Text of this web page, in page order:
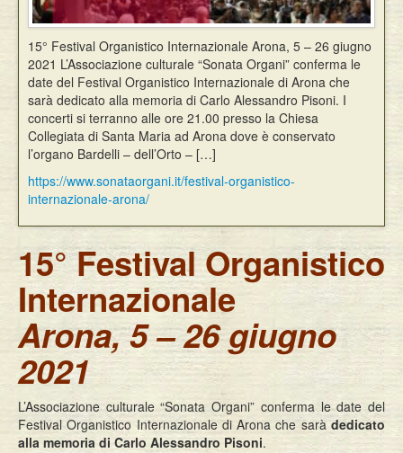
15° Festival Organistico Internazionale Arona, 5 – 26 giugno
2021 L’Associazione culturale “Sonata Organi” conferma le
date del Festival Organistico Internazionale di Arona che
sarà dedicato alla memoria di Carlo Alessandro Pisoni. I
concerti si terranno alle ore 21.00 presso la Chiesa
Collegiata di Santa Maria ad Arona dove è conservato
l’organo Bardelli – dell’Orto – […]
https://www.sonataorgani.it/festival-organistico-
internazionale-arona/
15° Festival Organistico
Internazionale
Arona, 5 – 26 giugno
2021
L’Associazione culturale “Sonata Organi” conferma le date del
Festival Organistico Internazionale di Arona che sarà dedicato
alla memoria di Carlo Alessandro Pisoni.